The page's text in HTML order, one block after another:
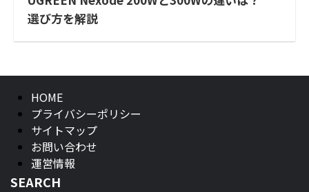
選び方を解説
HOME
プライバシーポリシー
サイトマップ
お問い合わせ
運営情報
SEARCH